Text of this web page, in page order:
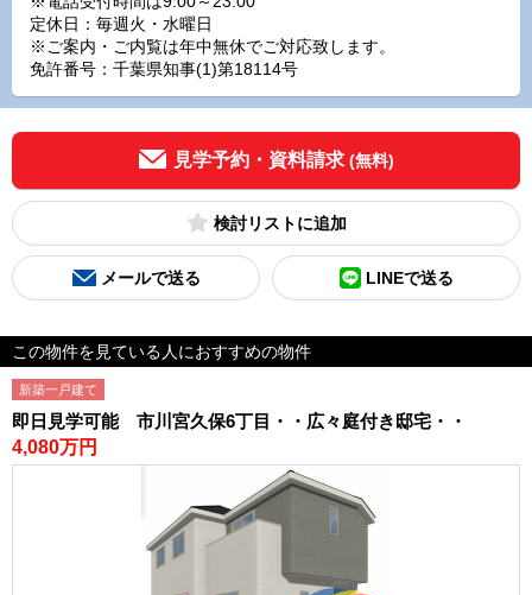
定休日：毎週火・水曜日
※ご案内・ご内覧は年中無休でご対応致します。
免許番号：千葉県知事(1)第18114号
見学予約・資料請求 (無料)
検討リスト
メールで送る LINEで送る
この物件を見ている人におすすめの物件
新築一戸建て
即日見学可能 市川宮久保6丁目・・広々庭付き邸宅・・
4,080万円